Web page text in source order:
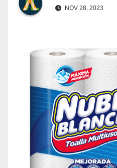
NOV 28, 2023